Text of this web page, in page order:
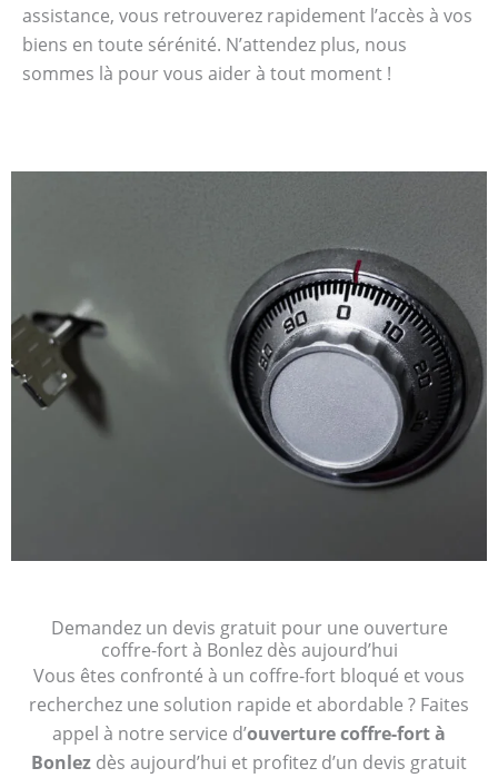
assistance, vous retrouverez rapidement l’accès à vos
biens en toute sérénité. N’attendez plus, nous
sommes là pour vous aider à tout moment !
Demandez un devis gratuit pour une ouverture
coffre-fort à Bonlez dès aujourd’hui
Vous êtes confronté à un coffre-fort bloqué et vous
recherchez une solution rapide et abordable ? Faites
appel à notre service d’ouverture coffre-fort à
Bonlez dès aujourd’hui et profitez d’un devis gratuit